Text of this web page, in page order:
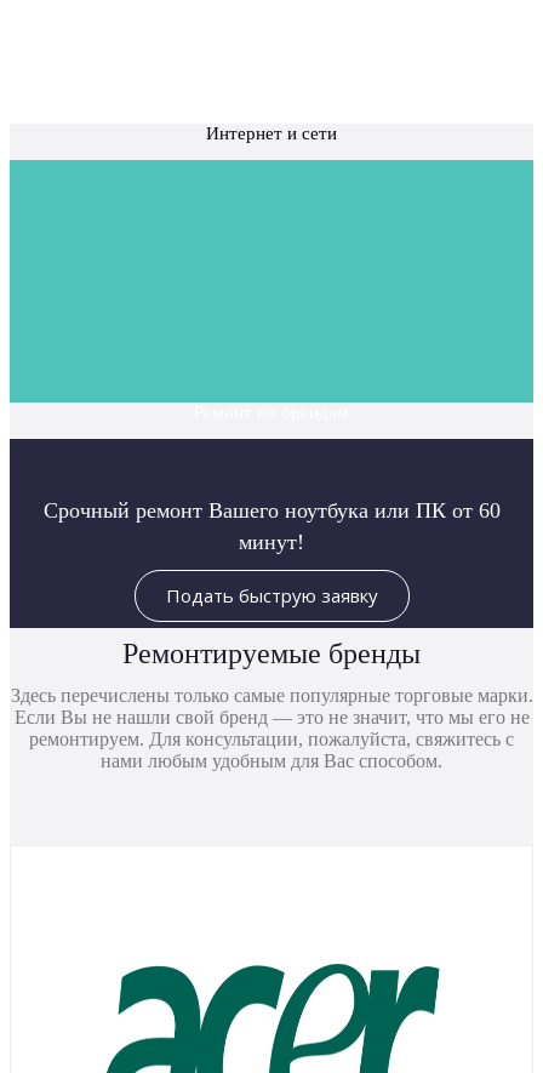
Интернет и сети
Срочный ремонт Вашего ноутбука или ПК от 60
минут!
Подать быструю заявку
Ремонтируемые бренды
Здесь перечислены только самые популярные торговые марки.
Если Вы не нашли свой бренд — это не значит, что мы его не
ремонтируем. Для консультации, пожалуйста, свяжитесь с
нами любым удобным для Вас способом.